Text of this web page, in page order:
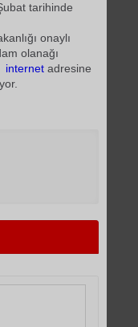
tarihinde
onaylı
olanağı
internet adresine